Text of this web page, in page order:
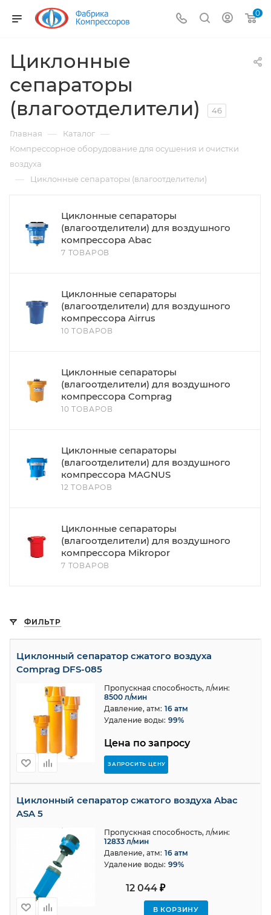
0
Циклонные
сепараторы
(влагоотделители)
46
Главная — Каталог —
Компрессорное оборудование для осушения и очистки
воздуха
— Циклонные сепараторы (влагоотделители)
Циклонные сепараторы
(влагоотделители) для воздушного
компрессора Abac
7 ТОВАРОВ
Циклонные сепараторы
(влагоотделители) для воздушного
компрессора Airrus
10 ТОВАРОВ
Циклонные сепараторы
(влагоотделители) для воздушного
компрессора Comprag
10 ТОВАРОВ
Циклонные сепараторы
(влагоотделители) для воздушного
компрессора MAGNUS
12 ТОВАРОВ
Циклонные сепараторы
(влагоотделители) для воздушного
компрессора Mikropor
7 ТОВАРОВ
ФИЛЬТР
Циклонный сепаратор сжатого воздуха
Comprag DFS-085
Цена по запросу
ЗАПРОСИТЬ ЦЕНУ
Пропускная способность, л/мин:
8500 л/мин
Давление, атм: 16 атм
Удаление воды: 99%
Циклонный сепаратор сжатого воздуха Abac
ASA 5
12 044₽
В КОРЗИНУ
Пропускная способность, л/мин:
12833 л/мин
Давление, атм: 16 атм
Удаление воды: 99%